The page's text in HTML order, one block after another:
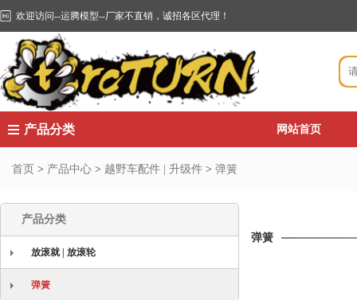
欢迎访问--运腾模型--厂家不直销，诚招各区代理！
产品分类 网站首页
首页 > 产品中心 > 越野车配件 | 升级件 > 弹簧
产品分类
放滚就 | 放滚轮
弹簧
弹簧